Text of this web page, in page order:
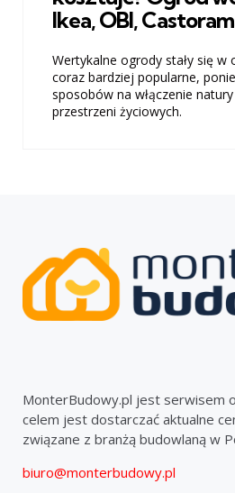
Ikea, OBI,
Wertykalne ogrody stały się w
coraz bardziej popularne,
sposobów na włączenie
przestrzeni życiowych.
MonterBudowy.pl jest serwisem
celem jest dostarczać aktualne
związane z branżą budowlaną w
biuro@monterbudowy.pl